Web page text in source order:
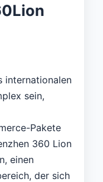
internationalen
sein,
Pakete
360 Lion
einen
der sich